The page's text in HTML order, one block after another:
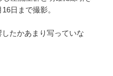
日まで撮影。
たかあまり写っていな